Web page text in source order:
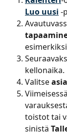
Luo uusi -
kellonaika.
Valitse
toistot tai
sinistä